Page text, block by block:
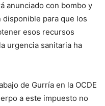
anunciado con bombo y
para que los
esos recursos
urgencia sanitaria ha
de Gurría en la OCDE
a este impuesto no